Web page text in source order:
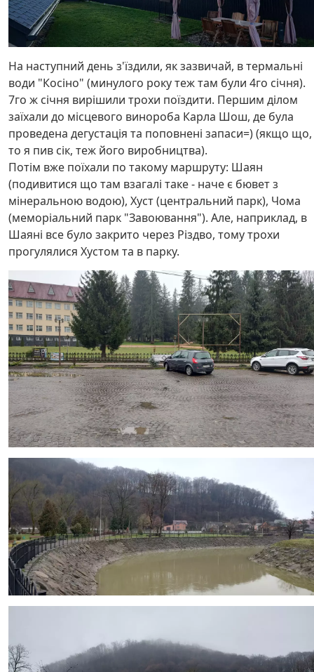
На наступний день з'їздили, як зазвичай, в термальні
води "Косіно" (минулого року теж там були 4го січня).
7го ж січня вирішили трохи поїздити. Першим ділом
заїхали до місцевого винороба Карла Шош, де була
проведена дегустація та поповнені запаси=) (якщо що,
то я пив сік, теж його виробництва).
Потім вже поїхали по такому маршруту: Шаян
(подивитися що там взагалі таке - наче є бювет з
мінеральною водою), Хуст (центральний парк), Чома
(меморіальний парк "Завоювання"). Але, наприклад, в
Шаяні все було закрито через Різдво, тому трохи
прогулялися Хустом та в парку.